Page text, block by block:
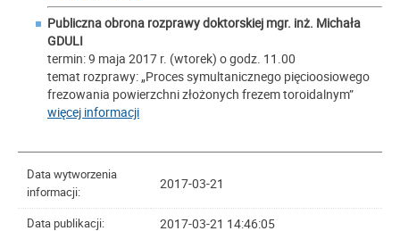
Publiczna obrona rozprawy doktorskiej mgr. inż. Michała
GDULI
termin: 9 maja 2017 r. (wtorek) o godz. 11.00
temat rozprawy: „Proces symultanicznego pięcioosiowego
frezowania powierzchni złożonych frezem toroidalnym”
więcej informacji
Data wytworzenia
informacji:
2017-03-21
Data publikacji: 2017-03-21 14:46:05